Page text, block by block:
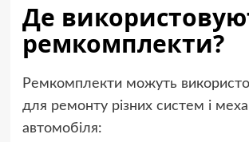
Де
ремкомплекти?
Ремкомплекти можуть
для ремонту різних систем і
автомобіля: